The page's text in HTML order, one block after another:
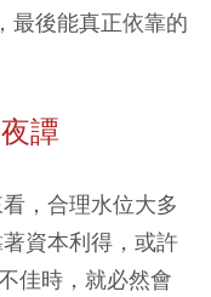
最後能真正依靠的
譚
，合理水位大多
資本利得，或許
佳時，就必然會